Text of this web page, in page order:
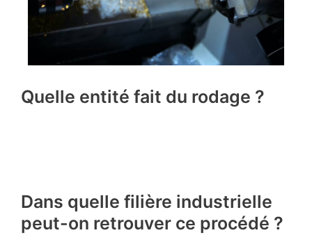
Quelle entité fait du rodage ?
Dans quelle filière industrielle
peut-on retrouver ce procédé ?